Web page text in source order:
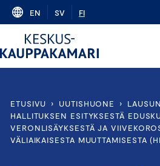
Skip
content
EN SV FI
ETUSIVU › UUTISHUONE ›
HALLITUKSEN ESITYKSESTÄ
VERONLISÄYKSESTÄ JA
VÄLIAIKAISESTA MUUTTAMISESTA